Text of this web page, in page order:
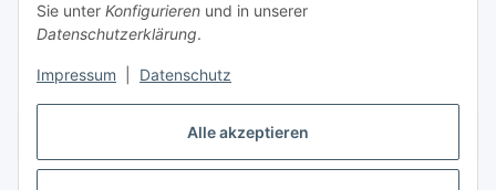
Alle akzeptieren
Sie unter Konfigurieren und in unserer
Datenschutzerklärung.
Impressum Datenschutz
Gesetzliche Informationen
Vertrag widerrufen